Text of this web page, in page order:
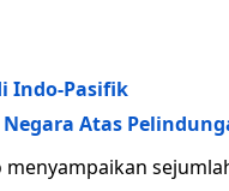
Indo-Pasifik
Atas
menyampaikan